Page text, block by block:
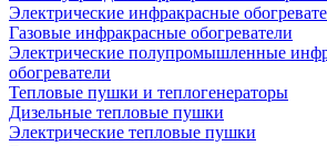
Электрические инфракрасные
Газовые инфракрасные обогреватели
Электрические полупромышленные
обогреватели
Тепловые пушки и теплогенераторы
Дизельные тепловые пушки
Электрические тепловые пушки